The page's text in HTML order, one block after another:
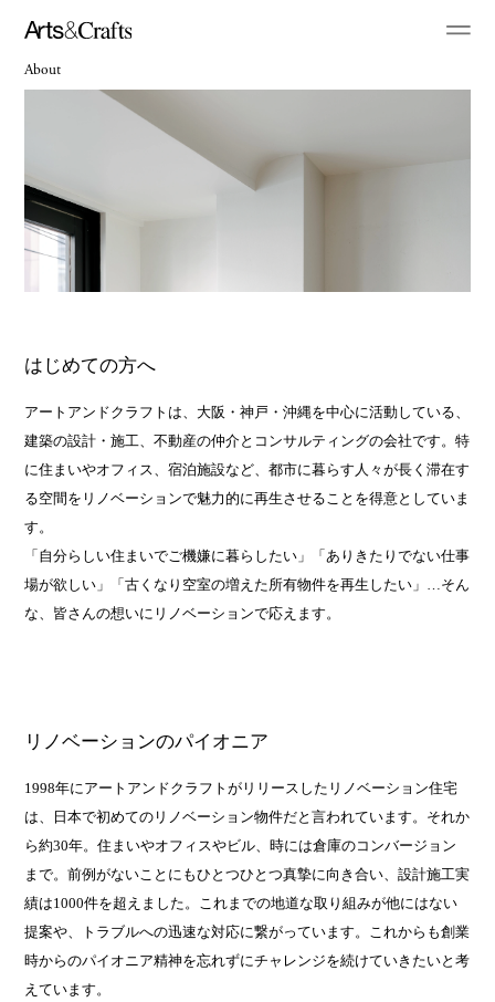
About
はじめての方へ
アートアンドクラフトは、大阪・神戸・沖縄を中心に活動している、
建築の設計・施工、不動産の仲介とコンサルティングの会社です。特
に住まいやオフィス、宿泊施設など、都市に暮らす人々が長く滞在す
る空間をリノベーションで魅力的に再生させることを得意としていま
す。
「自分らしい住まいでご機嫌に暮らしたい」「ありきたりでない仕事
場が欲しい」「古くなり空室の増えた所有物件を再生したい」…そん
な、皆さんの想いにリノベーションで応えます。
リノベーションのパイオニア
1998年にアートアンドクラフトがリリースしたリノベーション住宅
は、日本で初めてのリノベーション物件だと言われています。それか
ら約30年。住まいやオフィスやビル、時には倉庫のコンバージョン
まで。前例がないことにもひとつひとつ真摯に向き合い、設計施工実
績は1000件を超えました。これまでの地道な取り組みが他にはない
提案や、トラブルへの迅速な対応に繋がっています。これからも創業
時からのパイオニア精神を忘れずにチャレンジを続けていきたいと考
えています。